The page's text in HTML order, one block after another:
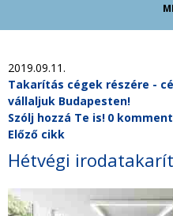
TAKARÍTÁS
TAKARÍTÁSI
2019.09.11.
Takarítás cégek részére -
vállaljuk Budapesten!
Szólj hozzá Te is! 0 komment
Előző cikk
Hétvégi